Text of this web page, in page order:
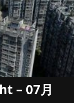
– 07月